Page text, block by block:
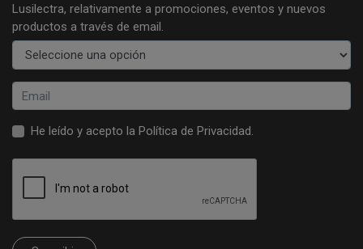
Lusilectra, relativamente a promociones, eventos y nuevos
productos a través de email.
He leído y acepto la Política de Privacidad.